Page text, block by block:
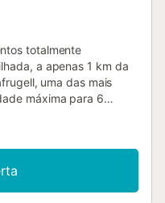
totalmente
a apenas 1 km da
uma das mais
máxima para 6
situa-se no rés-
pode desfrutar de
sol com vista para a
direto ao terraço.
de cozinha,